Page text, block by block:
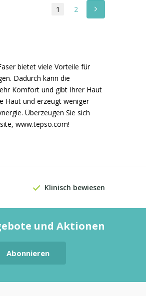
1 2
bietet viele Vorteile für
Dadurch kann die
Komfort und gibt Ihrer Haut
Haut und erzeugt weniger
Überzeugen Sie sich
www.tepso.com!
Klinisch bewiesen
und Aktionen
Abonnieren